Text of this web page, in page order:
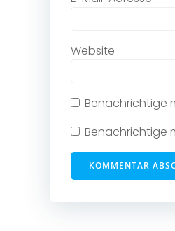
Website
Benachrichtige
Benachrichtige